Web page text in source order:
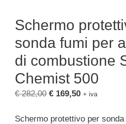
Schermo
sonda fumi per
di combustione
Chemist 500
€282,00 Il
originale
€ 169,50Il
attuale
+ iva
Schermo protettivo per